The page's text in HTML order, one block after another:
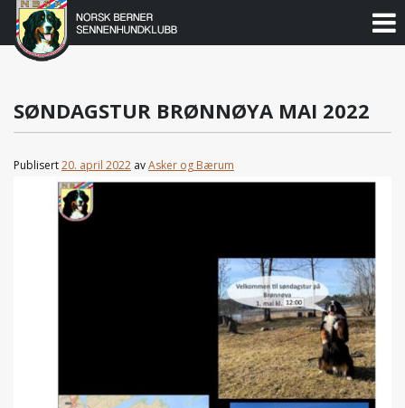
Gå
Norsk
Berner
Sennenhundklubb
SØNDAGSTUR BRØNNØYA MAI 2022
Publisert20. april 2022 avAsker og Bærum